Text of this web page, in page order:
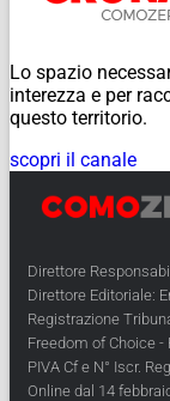
Lo spazio
interezza e per
questo territorio.
scopri il canale
Direttore
Direttore Editoriale:
Registrazione
Freedom of Choice
PIVA Cf e N° Iscr.
Online dal 14